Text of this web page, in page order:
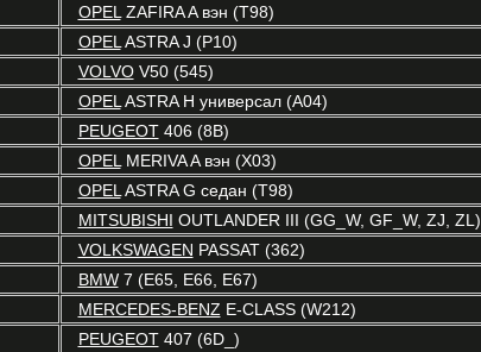
OPEL ZAFIRA A вэн (T98)
OPEL ASTRA J (P10)
VOLVOV50 (545)
OPEL ASTRA H универсал (A04)
PEUGEOT406 (8B)
OPEL MERIVA A вэн (X03)
OPEL ASTRA G седан (T98)
MITSUBISHI OUTLANDER III (GG_W, GF_W, ZJ, ZL)
VOLKSWAGEN PASSAT (362)
BMW7 (E65, E66, E67)
MERCEDES-BENZ E-CLASS (W212)
PEUGEOT407 (6D_)